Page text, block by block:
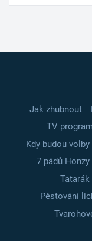
Jak zhubnout
TV program
Kdy budou volby
7 pádů Honzy
Pěstování